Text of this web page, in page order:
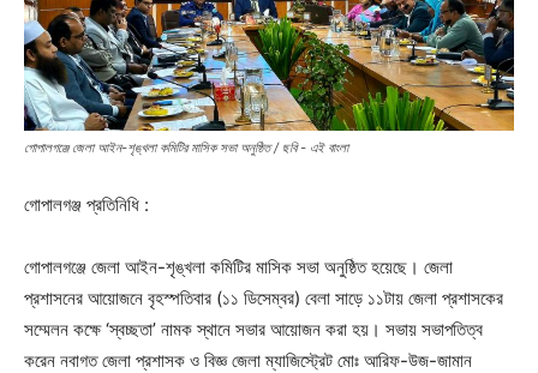
গোপালগঞ্জে জেলা আইন-শৃঙ্খলা কমিটির মাসিক সভা অনুষ্ঠিত / ছবি - এই বাংলা
গোপালগঞ্জ প্রতিনিধি :
গোপালগঞ্জে জেলা আইন-শৃঙ্খলা কমিটির মাসিক সভা অনুষ্ঠিত হয়েছে। জেলা
প্রশাসনের আয়োজনে বৃহস্পতিবার (১১ ডিসেম্বর) বেলা সাড়ে ১১টায় জেলা প্রশাসকের
সম্মেলন কক্ষে ‘স্বচ্ছতা’ নামক স্থানে সভার আয়োজন করা হয়। সভায় সভাপতিত্ব
করেন নবাগত জেলা প্রশাসক ও বিজ্ঞ জেলা ম্যাজিস্ট্রেট মোঃ আরিফ-উজ-জামান